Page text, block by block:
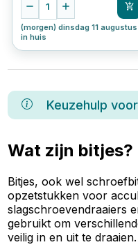
1
(morgen) dinsdag 11 augustus
in huis
Keuzehulp voor
Wat zijn bitjes?
Bitjes, ook wel
opzetstukken voor
slagschroevendraaiers
gebruikt om
veilig in en uit te draaien.